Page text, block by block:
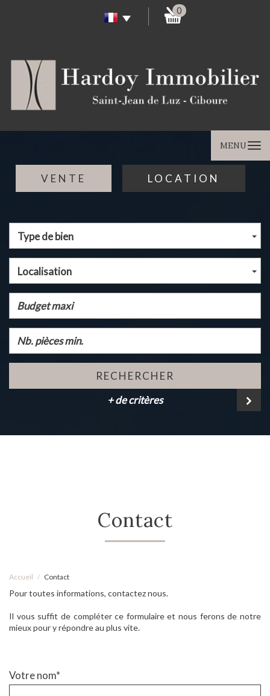
0
MENU
VENTE LOCATION
Type de bien
Localisation
RECHERCHER
+ de critères
contact
Accueil Contact
Pour toutes informations, contactez nous.
Il vous suffit de compléter ce formulaire et nous ferons de notre
mieux pour y répondre au plus vite.
Votre nom*